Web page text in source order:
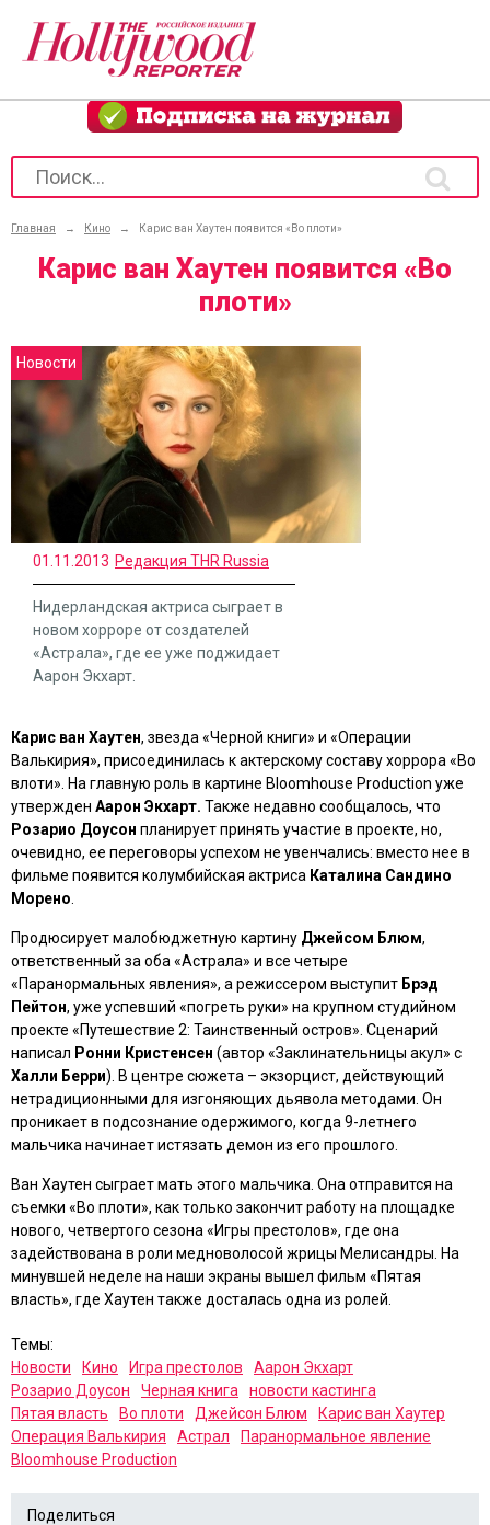
Главная → Кино → Карис ван Хаутен появится «Во плоти»
Карис ван Хаутен появится «Во
плоти»
Новости
01.11.2013 Редакция THR Russia
Нидерландская актриса сыграет в
новом хорроре от создателей
«Астрала», где ее уже поджидает
Аарон Экхарт.
Карис ван Хаутен, звезда «Черной книги» и «Операции
Валькирия», присоединилась к актерскому составу хоррора «Во
влоти» . На главную роль в картине Bloomhouse Production уже
утвержден Аарон Экхарт. Также недавно сообщалось, что
Розарио Доусон планирует принять участие в проекте, но,
очевидно, ее переговоры успехом не увенчались: вместо нее в
фильме появится колумбийская актриса Каталина Сандино
Морено
Продюсирует малобюджетную картину Джейсом Блюм,
ответственный за оба «Астрала» и все четыре
«Паранормальных явления», а режиссером выступит Брэд
Пейтон, уже успевший «погреть руки» на крупном студийном
проекте «Путешествие 2: Таинственный остров» . Сценарий
написал Ронни Кристенсен (автор «Заклинательницы акул» с
Халли Берри). В центре сюжета – экзорцист, действующий
нетрадиционными для изгоняющих дьявола методами. Он
проникает в подсознание одержимого, когда 9-летнего
мальчика начинает истязать демон из его прошлого.
Ван Хаутен сыграет мать этого мальчика. Она отправится на
съемки «Во плоти», как только закончит работу на площадке
нового, четвертого сезона «Игры престолов», где она
задействована в роли медноволосой жрицы Мелисандры. На
минувшей неделе на наши экраны вышел фильм «Пятая
власть», где Хаутен также досталась одна из ролей.
Темы:
Новости
Кино Игра престолов
Аарон Экхарт
Розарио Доусон
Черная книга
новости кастинга
Пятая власть
Во плоти Джейсон Блюм
Карис ван Хаутер
Операция Валькирия
Астрал
Паранормальное явление
Bloomhouse Production
Поделиться